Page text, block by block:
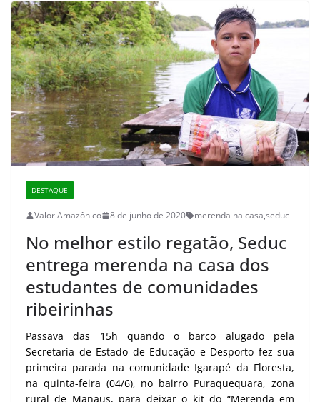
DESTAQUE
Valor Amazônico 8 de junho de 2020 merenda na casa,seduc
No melhor estilo regatão, Seduc
entrega merenda na casa dos
estudantes de comunidades
ribeirinhas
Passava das 15h quando o barco alugado pela
Secretaria de Estado de Educação e Desporto fez sua
primeira parada na comunidade Igarapé da Floresta,
na quinta-feira (04/6), no bairro Puraquequara, zona
rural de Manaus, para deixar o kit do “Merenda em